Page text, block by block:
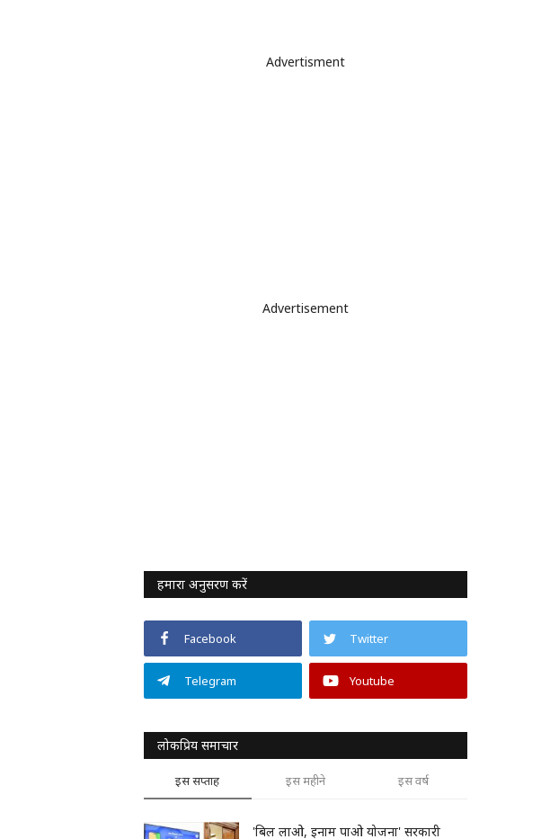
Advertisment
Advertisement
हमारा अनुसरण करें
Facebook Twitter
Telegram Youtube
लोकप्रिय समाचार
इस सप्ताह इस महीने इस वर्ष
'बिल लाओ, इनाम पाओ योजना' सरकारी